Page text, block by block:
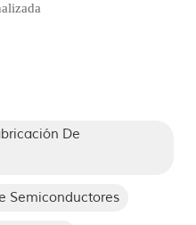
De
Semiconductores